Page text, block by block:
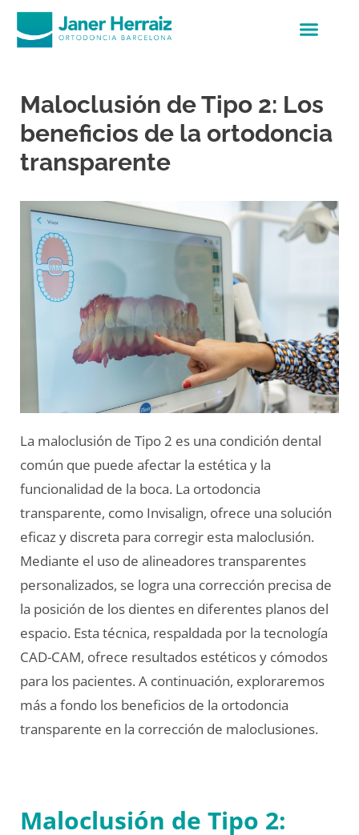
Maloclusión de Tipo 2: Los
beneficios de la ortodoncia
transparente
La maloclusión de Tipo 2 es una condición dental
común que puede afectar la estética y la
funcionalidad de la boca. La ortodoncia
transparente, como Invisalign, ofrece una solución
eficaz y discreta para corregir esta maloclusión.
Mediante el uso de alineadores transparentes
personalizados, se logra una corrección precisa de
la posición de los dientes en diferentes planos del
espacio. Esta técnica, respaldada por la tecnología
CAD-CAM, ofrece resultados estéticos y cómodos
para los pacientes. A continuación, exploraremos
más a fondo los beneficios de la ortodoncia
transparente en la corrección de maloclusiones.
Maloclusión de Tipo 2: